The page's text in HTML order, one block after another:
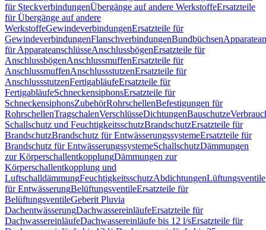
für SteckverbindungenÜbergänge auf andere WerkstoffeErsatzteile
für Übergänge auf andere
WerkstoffeGewindeverbindungenErsatzteile für
GewindeverbindungenFlanschverbindungenBundbüchsen
für ApparateanschlüsseAnschlussbögenErsatzteile für
AnschlussbögenAnschlussmuffenErsatzteile für
AnschlussmuffenAnschlussstutzenErsatzteile für
AnschlussstutzenFertigabläufeErsatzteile für
FertigabläufeSchneckensiphonsErsatzteile für
SchneckensiphonsZubehörRohrschellenBefestigungen für
RohrschellenTragschalenVerschlüsseDichtungenBauschutze
Schallschutz und FeuchtigkeitsschutzBrandschutzErsatzteile für
BrandschutzBrandschutz für EntwässerungssystemeErsatzteile für
Brandschutz für EntwässerungssystemeSchallschutzDämmungen
zur KörperschallentkopplungDämmungen zur
Körperschallentkopplung und
LuftschalldämmungFeuchtigkeitsschutzAbdichtungenLüftungsventile
für EntwässerungBelüftungsventileErsatzteile für
BelüftungsventileGeberit Pluvia
DachentwässerungDachwassereinläufeErsatzteile für
DachwassereinläufeDachwassereinläufe bis 12 l/sErsatzteile für